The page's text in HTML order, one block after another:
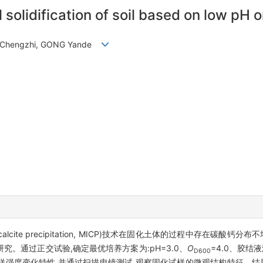
of soil based on low pH
GONG Yande
precipitation, MICP)技术在固化土体的过程中存在碳酸钙分布
。通过正交试验,确定最优培养方案为:pH=3.0、 OD600=4.0、胶结